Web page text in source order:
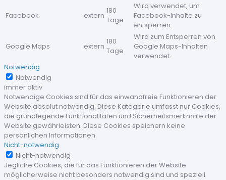
Facebook extern
180
Tage
Wird verwendet, um
Facebook-Inhalte zu
entsperren.
Google Maps extern
180
Tage
Wird zum Entsperren von
Google Maps-Inhalten
verwendet.
Notwendig
Notwendig
immer aktiv
Notwendige Cookies sind für das einwandfreie Funktionieren der
Website absolut notwendig. Diese Kategorie umfasst nur Cookies,
die grundlegende Funktionalitäten und Sicherheitsmerkmale der
Website gewährleisten. Diese Cookies speichern keine
persönlichen Informationen.
Nicht-notwendig
Nicht-notwendig
Jegliche Cookies, die für das Funktionieren der Website
möglicherweise nicht besonders notwendig sind und speziell